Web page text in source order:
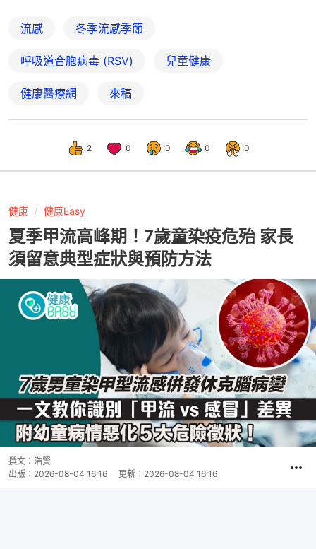
流感 冬季流感季節
呼吸道合胞病毒 (RSV) 兒童健康
健康醫療網 來稿
2 0 0 0 0
健康 健康Easy
夏季甲流高峰期！7歲童染疫危殆 家長
須留意典型症狀與預防方法
撰文： 浩賢
出版： 2026-08-04 16:16 更新： 2026-08-04 16:16